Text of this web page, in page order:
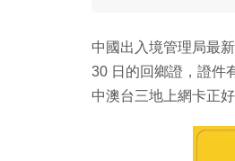
中國出入境管理局最
30 日的回鄉證，證件
中澳台三地上網卡正好